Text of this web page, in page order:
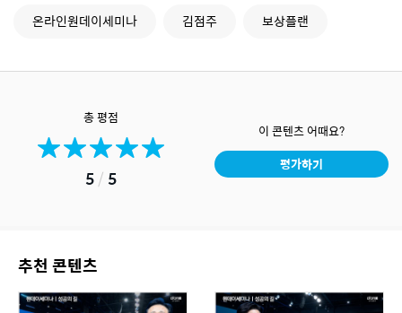
온라인원데이세미나
김점주 보상플랜
총 평점
5/ 5
이 콘텐츠 어때요?
평가하기
추천 콘텐츠